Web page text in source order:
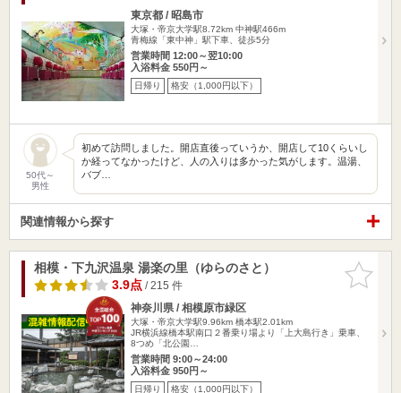
東京都 / 昭島市
大塚・帝京大学駅8.72km 中神駅466m
青梅線「東中神」駅下車、徒歩5分
営業時間 12:00～翌10:00
入浴料金 550円～
日帰り 格安（1,000円以下）
50代～
男性
初めて訪問しました。開店直後っていうか、開店して10くらいし
か経ってなかったけど、人の入りは多かった気がします。温湯、
バブ…
関連情報から探す
お気に入
りに追加
相模・下九沢温泉 湯楽の里（ゆらのさと）
3.9点/ 215 件
神奈川県 / 相模原市緑区
大塚・帝京大学駅9.96km 橋本駅2.01km
JR横浜線橋本駅南口２番乗り場より「上大島行き」乗車、
8つめ「北公園…
営業時間 9:00～24:00
入浴料金 950円～
日帰り 格安（1,000円以下）